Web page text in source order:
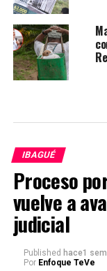
IBAGUÉ
Proceso
vuelve a
judicial
Published hace1
Por Enfoque TeVe